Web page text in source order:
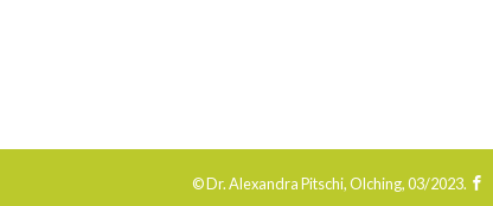
© Dr. Alexandra Pitschi, Olching, 03/2023.